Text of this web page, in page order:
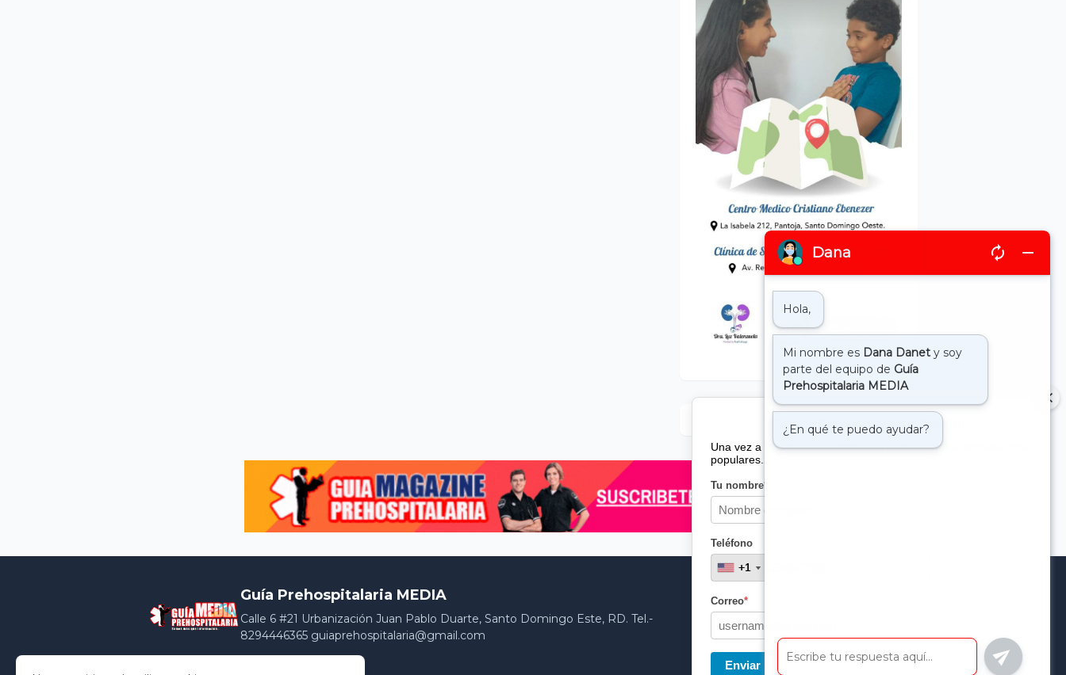
Suscribete a nuestro boletin
Una vez a la semana enviamos un correo con los artículos más
populares.
Tu nombre*
Teléfono
+1
+1
Correo*
Enviar
Guía Prehospitalaria MEDIA
Calle 6 #21 Urbanización Juan Pablo Duarte, Santo Domingo Este, RD. Tel.-
8294446365 guiaprehospitalaria@gmail.com